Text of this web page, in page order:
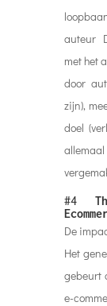
auteur
met het
door
zijn),
doel
#4
De
Het
gebeurt
e-